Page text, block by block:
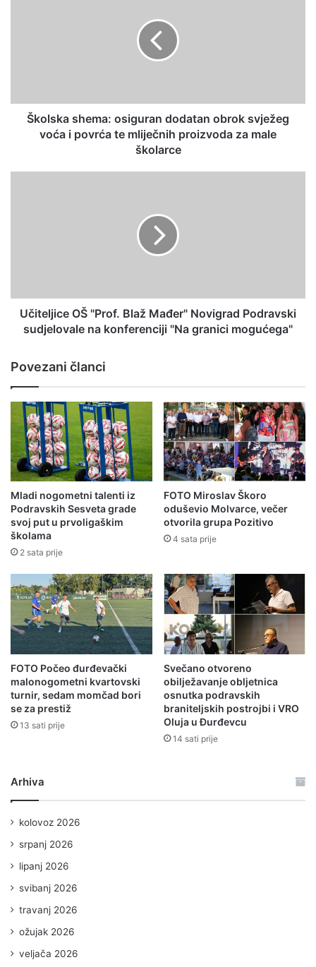
Školska shema: osiguran dodatan obrok svježeg
voća i povrća te mliječnih proizvoda za male
školarce
Učiteljice OŠ "Prof. Blaž Mađer" Novigrad Podravski
sudjelovale na konferenciji "Na granici mogućega"
Povezani članci
Mladi nogometni talenti iz
Podravskih Sesveta grade
svoj put u prvoligaškim
školama
2 sata prije
FOTO Miroslav Škoro
oduševio Molvarce, večer
otvorila grupa Pozitivo
4 sata prije
FOTO Počeo đurđevački
malonogometni kvartovski
turnir, sedam momčad bori
se za prestiž
13 sati prije
Svečano otvoreno
obilježavanje obljetnica
osnutka podravskih
braniteljskih postrojbi i VRO
Oluja u Đurđevcu
14 sati prije
Arhiva
kolovoz 2026
srpanj 2026
lipanj 2026
svibanj 2026
travanj 2026
ožujak 2026
veljača 2026